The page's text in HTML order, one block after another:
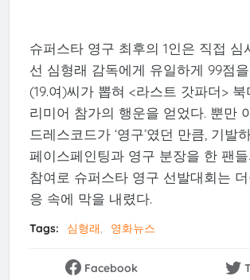
슈퍼스타 영구 최후의 1인은 직접 심
선 심형래 감독에게 유일하게 99점
(19.여)씨가 뽑혀 <라스트 갓파더>
리미어 참가의 행운을 얻었다. 뿐만
드레스코드가 ‘영구’였던 만큼, 기발
페이스페인팅과 영구 분장을 한 팬
참여로 슈퍼스타 영구 선발대회는
응 속에 막을 내렸다.
Tags: 심형래 영화뉴스
Facebook